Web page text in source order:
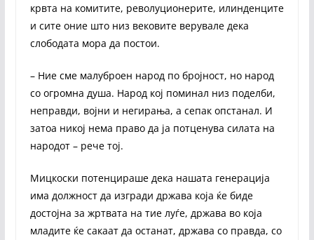
крвта на комитите, револуционерите, илинденците
и сите оние што низ вековите верувале дека
слободата мора да постои.
– Ние сме малуброен народ по бројност, но народ
со огромна душа. Народ кој поминал низ поделби,
неправди, војни и негирања, а сепак опстанал. И
затоа никој нема право да ја потценува силата на
народот – рече тој.
Мицкоски потенцираше дека нашата генерација
има должност да изгради држава која ќе биде
достојна за жртвата на тие луѓе, држава во која
младите ќе сакаат да останат, држава со правда, со